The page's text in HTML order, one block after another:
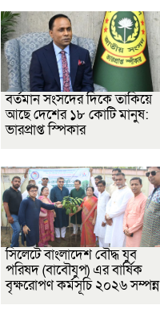
বর্তমান সংসদের দিকে তাকিয়ে
আছে দেশের ১৮ কোটি মানুষ:
ভারপ্রাপ্ত স্পিকার
সিলেটে বাংলাদেশ বৌদ্ধ যুব
পরিষদ (বাবৌযুপ) এর বার্ষিক
বৃক্ষরোপণ কর্মসূচি ২০২৬ সম্পন্ন